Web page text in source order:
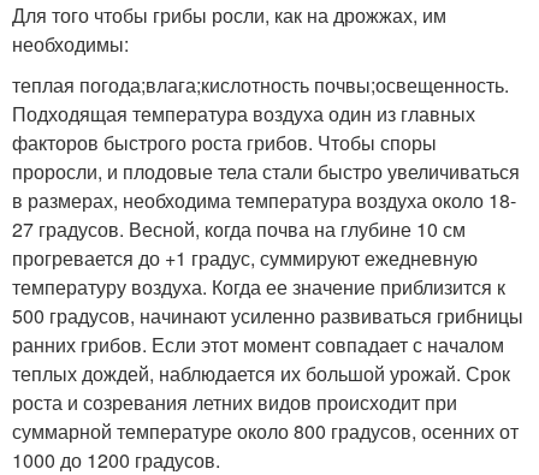
Для того чтобы грибы росли, как на дрожжах, им
необходимы:
теплая погода;влага;кислотность почвы;освещенность.
Подходящая температура воздуха один из главных
факторов быстрого роста грибов. Чтобы споры
проросли, и плодовые тела стали быстро увеличиваться
в размерах, необходима температура воздуха около 18-
27 градусов. Весной, когда почва на глубине 10 см
прогревается до +1 градус, суммируют ежедневную
температуру воздуха. Когда ее значение приблизится к
500 градусов, начинают усиленно развиваться грибницы
ранних грибов. Если этот момент совпадает с началом
теплых дождей, наблюдается их большой урожай. Срок
роста и созревания летних видов происходит при
суммарной температуре около 800 градусов, осенних от
1000 до 1200 градусов.